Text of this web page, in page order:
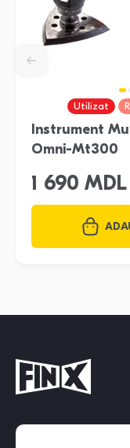
Utilizat
Instrument
Omni-Mt300
1 690 MDL
Serviciu de suport 9:00